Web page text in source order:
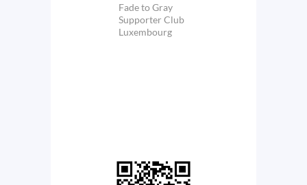
Fade to Gray
Supporter Club
Luxembourg